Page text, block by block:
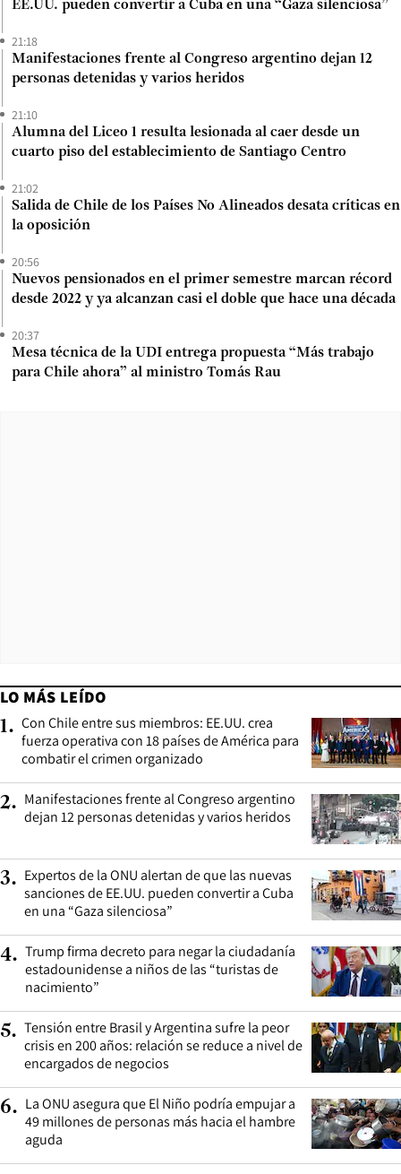
EE.UU. pueden convertir a Cuba en una “Gaza silenciosa”
21:18
Manifestaciones frente al Congreso argentino dejan 12
personas detenidas y varios heridos
21:10
Alumna del Liceo 1 resulta lesionada al caer desde un
cuarto piso del establecimiento de Santiago Centro
21:02
Salida de Chile de los Países No Alineados desata críticas en
la oposición
20:56
Nuevos pensionados en el primer semestre marcan récord
desde 2022 y ya alcanzan casi el doble que hace una década
20:37
Mesa técnica de la UDI entrega propuesta “Más trabajo
para Chile ahora” al ministro Tomás Rau
LO MÁS LEÍDO
1. Con Chile entre sus miembros: EE.UU. crea
fuerza operativa con 18 países de América para
combatir el crimen organizado
2. Manifestaciones frente al Congreso argentino
dejan 12 personas detenidas y varios heridos
3. Expertos de la ONU alertan de que las nuevas
sanciones de EE.UU. pueden convertir a Cuba
en una “Gaza silenciosa”
4. Trump firma decreto para negar la ciudadanía
estadounidense a niños de las “turistas de
nacimiento”
5. Tensión entre Brasil y Argentina sufre la peor
crisis en 200 años: relación se reduce a nivel de
encargados de negocios
6. La ONU asegura que El Niño podría empujar a
49 millones de personas más hacia el hambre
aguda